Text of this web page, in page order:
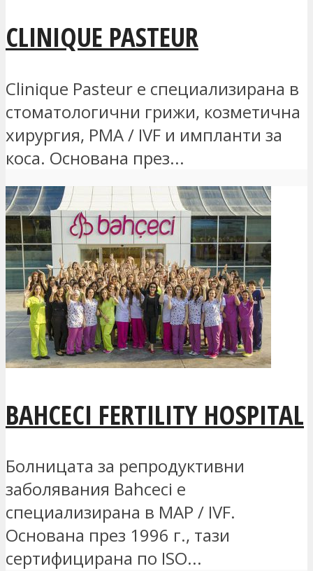
CLINIQUE PASTEUR
Clinique Pasteur е специализирана в
стоматологични грижи, козметична
хирургия, PMA / IVF и импланти за
коса. Основана през...
BAHCECI FERTILITY HOSPITAL
Болницата за репродуктивни
заболявания Bahceci е
специализирана в MAP / IVF.
Основана през 1996 г., тази
сертифицирана по ISO...